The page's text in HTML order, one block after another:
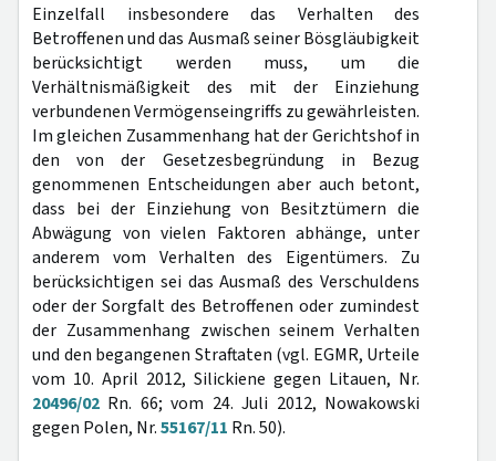
Einzelfall insbesondere das Verhalten des
Betroffenen und das Ausmaß seiner Bösgläubigkeit
berücksichtigt werden muss, um die
Verhältnismäßigkeit des mit der Einziehung
verbundenen Vermögenseingriffs zu gewährleisten.
Im gleichen Zusammenhang hat der Gerichtshof in
den von der Gesetzesbegründung in Bezug
genommenen Entscheidungen aber auch betont,
dass bei der Einziehung von Besitztümern die
Abwägung von vielen Faktoren abhänge, unter
anderem vom Verhalten des Eigentümers. Zu
berücksichtigen sei das Ausmaß des Verschuldens
oder der Sorgfalt des Betroffenen oder zumindest
der Zusammenhang zwischen seinem Verhalten
und den begangenen Straftaten (vgl. EGMR, Urteile
vom 10. April 2012, Silickiene gegen Litauen, Nr.
20496/02 Rn. 66; vom 24. Juli 2012, Nowakowski
gegen Polen, Nr.55167/11 Rn. 50).